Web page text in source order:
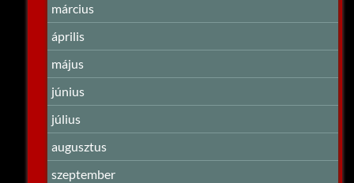
március
április
május
június
július
augusztus
szeptember